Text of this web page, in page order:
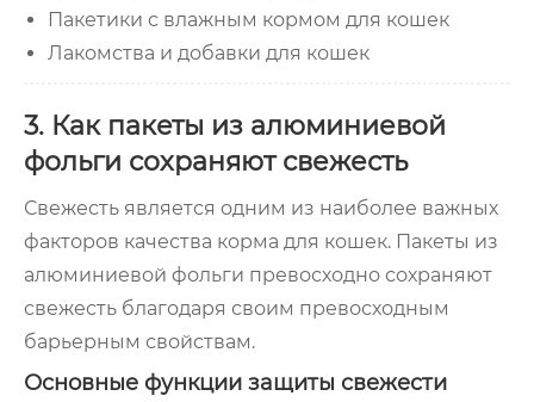
Пакетики с влажным кормом для кошек
Лакомства и добавки для кошек
3. Как пакеты из алюминиевой
фольги сохраняют свежесть
Свежесть является одним из наиболее важных
факторов качества корма для кошек. Пакеты из
алюминиевой фольги превосходно сохраняют
свежесть благодаря своим превосходным
барьерным свойствам.
Основные функции защиты свежести